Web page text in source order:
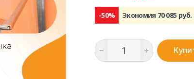
-50% Экономия 70 085 руб.